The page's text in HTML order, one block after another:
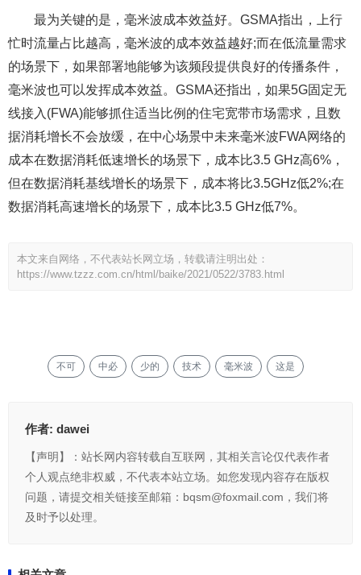
最为关键的是，毫米波成本效益好。GSMA指出，上行
忙时流量占比越高，毫米波的成本效益越好;而在低流量需求
的场景下，如果部署地能够为该频段提供良好的传播条件，
毫米波也可以发挥成本效益。GSMA还指出，如果5G固定无
线接入(FWA)能够抓住适当比例的住宅宽带市场需求，且数
据消耗增长不会放缓，在中心场景中未来毫米波FWA网络的
成本在数据消耗低速增长的场景下，成本比3.5 GHz高6%，
但在数据消耗基线增长的场景下，成本将比3.5GHz低2%;在
数据消耗高速增长的场景下，成本比3.5 GHz低7%。
本文来自网络，不代表站长网立场，转载请注明出处：
https://www.tzzz.com.cn/html/baike/2021/0522/3783.html
不可 中必 少的 技术 毫米波 这是
作者: dawei
【声明】：站长网内容转载自互联网，其相关言论仅代表作者
个人观点绝非权威，不代表本站立场。如您发现内容存在版权
问题，请提交相关链接至邮箱：bqsm@foxmail.com，我们将
及时予以处理。